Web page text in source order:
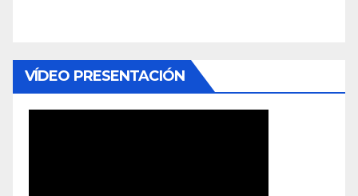
VÍDEO PRESENTACIÓN